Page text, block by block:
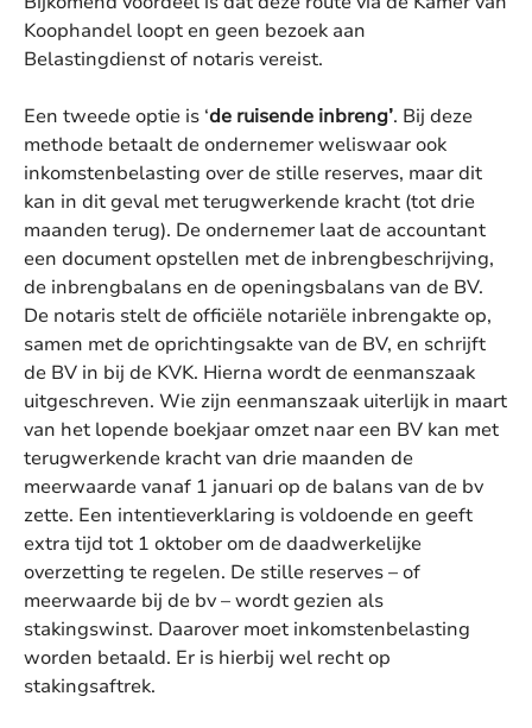
Koophandel loopt en geen bezoek aan
Belastingdienst of notaris vereist.
Een tweede optie is ‘de ruisende inbreng’. Bij deze
methode betaalt de ondernemer weliswaar ook
inkomstenbelasting over de stille reserves, maar dit
kan in dit geval met terugwerkende kracht (tot drie
maanden terug). De ondernemer laat de accountant
een document opstellen met de inbrengbeschrijving,
de inbrengbalans en de openingsbalans van de BV.
De notaris stelt de officiële notariële inbrengakte op,
samen met de oprichtingsakte van de BV, en schrijft
de BV in bij de KVK. Hierna wordt de eenmanszaak
uitgeschreven. Wie zijn eenmanszaak uiterlijk in maart
van het lopende boekjaar omzet naar een BV kan met
terugwerkende kracht van drie maanden de
meerwaarde vanaf 1 januari op de balans van de bv
zette. Een intentieverklaring is voldoende en geeft
extra tijd tot 1 oktober om de daadwerkelijke
overzetting te regelen. De stille reserves – of
meerwaarde bij de bv – wordt gezien als
stakingswinst. Daarover moet inkomstenbelasting
worden betaald. Er is hierbij wel recht op
stakingsaftrek.